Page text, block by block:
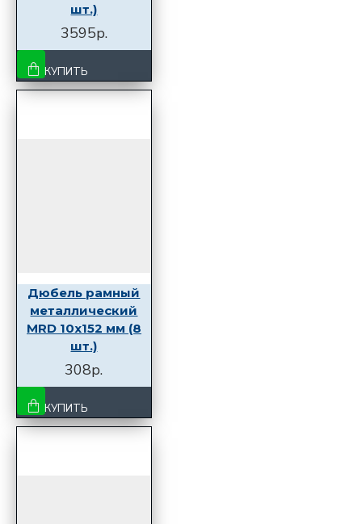
шт.)
3595р.
КУПИТЬ
Дюбель рамный
металлический
MRD 10x152 мм (8
шт.)
308р.
КУПИТЬ